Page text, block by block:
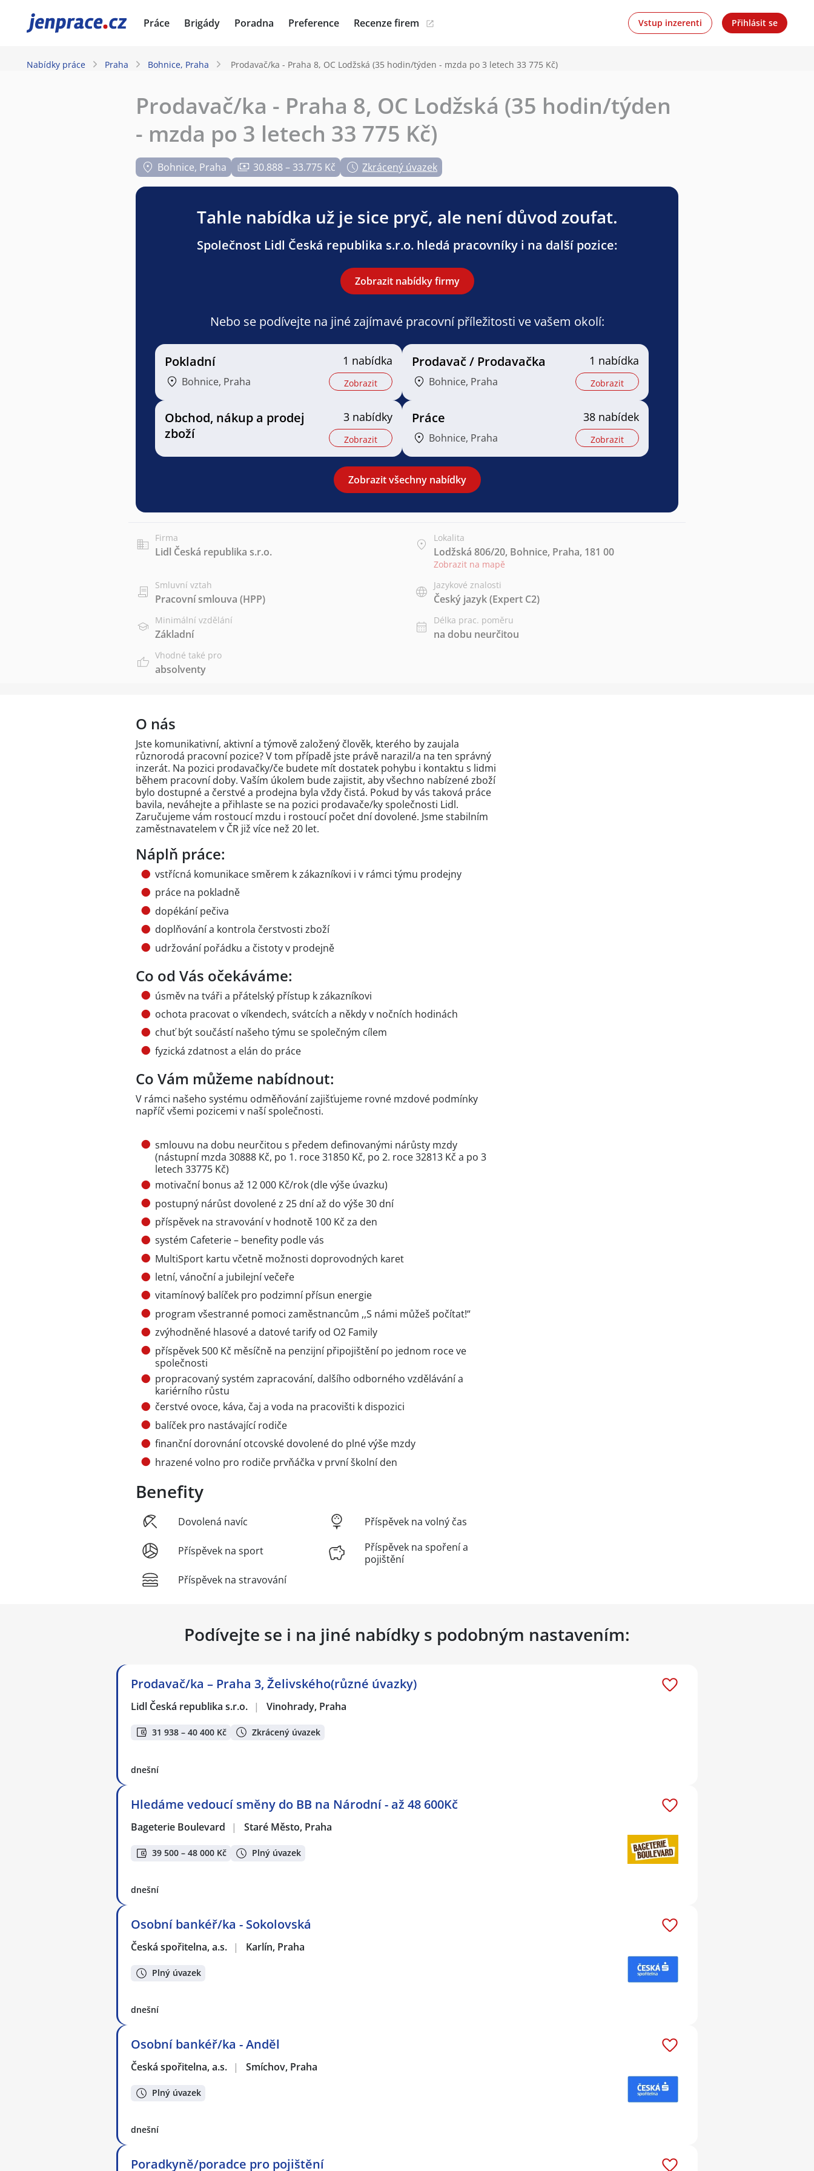
JenPráce.cz Práce Brigády Poradna Preference Recenze firem Vstup inzerenti Přihlásit se
Nabídky práce Praha Bohnice, Praha Prodavač/ka - Praha 8, OC Lodžská (35 hodin/týden - mzda po 3 letech 33 775 Kč)
Prodavač/ka - Praha 8, OC Lodžská (35 hodin/týden
- mzda po 3 letech 33 775 Kč)
Bohnice, Praha 30.888 – 33.775 Kč Zkrácený úvazek
Tahle nabídka už je sice pryč, ale není důvod zoufat.
Společnost Lidl Česká republika s.r.o. hledá pracovníky i na další pozice:
Zobrazit nabídky firmy
Nebo se podívejte na jiné zajímavé pracovní příležitosti ve vašem okolí:
Pokladní
Bohnice, Praha
1 nabídka
Zobrazit
Prodavač / Prodavačka
Bohnice, Praha
1 nabídka
Zobrazit
Obchod, nákup a prodej
zboží
3 nabídky
Zobrazit
Práce
Bohnice, Praha
38 nabídek
Zobrazit
Zobrazit všechny nabídky
Firma
Lidl Česká republika s.r.o.
Lokalita
Lodžská 806/20, Bohnice, Praha, 181 00
Zobrazit na mapě
Smluvní vztah
Pracovní smlouva (HPP)
Jazykové znalosti
Český jazyk(Expert C2)
Minimální vzdělání
Základní
Délka prac. poměru
na dobu neurčitou
Vhodné také pro
absolventy
O nás
Jste komunikativní, aktivní a týmově založený člověk, kterého by zaujala
různorodá pracovní pozice? V tom případě jste právě narazil/a na ten správný
inzerát. Na pozici prodavačky/če budete mít dostatek pohybu i kontaktu s lidmi
během pracovní doby. Vaším úkolem bude zajistit, aby všechno nabízené zboží
bylo dostupné a čerstvé a prodejna byla vždy čistá. Pokud by vás taková práce
bavila, neváhejte a přihlaste se na pozici prodavače/ky společnosti Lidl.
Zaručujeme vám rostoucí mzdu i rostoucí počet dní dovolené. Jsme stabilním
zaměstnavatelem v ČR již více než 20 let.
Náplň práce:
vstřícná komunikace směrem k zákazníkovi i v rámci týmu prodejny
práce na pokladně
dopékání pečiva
doplňování a kontrola čerstvosti zboží
udržování pořádku a čistoty v prodejně
Co od Vás očekáváme:
úsměv na tváři a přátelský přístup k zákazníkovi
ochota pracovat o víkendech, svátcích a někdy v nočních hodinách
chuť být součástí našeho týmu se společným cílem
fyzická zdatnost a elán do práce
Co Vám můžeme nabídnout:
V rámci našeho systému odměňování zajišťujeme rovné mzdové podmínky
napříč všemi pozicemi v naší společnosti.
smlouvu na dobu neurčitou s předem definovanými nárůsty mzdy
(nástupní mzda 30888 Kč, po 1. roce 31850 Kč, po 2. roce 32813 Kč a po 3
letech 33775 Kč)
motivační bonus až 12 000 Kč/rok (dle výše úvazku)
postupný nárůst dovolené z 25 dní až do výše 30 dní
příspěvek na stravování v hodnotě 100 Kč za den
systém Cafeterie – benefity podle vás
MultiSport kartu včetně možnosti doprovodných karet
letní, vánoční a jubilejní večeře
vitamínový balíček pro podzimní přísun energie
program všestranné pomoci zaměstnancům ,,S námi můžeš počítat!“
zvýhodněné hlasové a datové tarify od O2 Family
příspěvek 500 Kč měsíčně na penzijní připojištění po jednom roce ve
společnosti
propracovaný systém zapracování, dalšího odborného vzdělávání a
kariérního růstu
čerstvé ovoce, káva, čaj a voda na pracovišti k dispozici
balíček pro nastávající rodiče
finanční dorovnání otcovské dovolené do plné výše mzdy
hrazené volno pro rodiče prvňáčka v první školní den
Benefity
Dovolená navíc
Příspěvek na sport
Příspěvek na stravování
Příspěvek na volný čas
Příspěvek na spoření a
pojištění
Podívejte se i na jiné nabídky s podobným nastavením:
Prodavač/ka – Praha 3, Želivského(různé úvazky)
Lidl Česká republika s.r.o. | Vinohrady, Praha
31 938 – 40 400 Kč Zkrácený úvazek
dnešní
Hledáme vedoucí směny do BB na Národní - až 48 600Kč
Bageterie Boulevard | Staré Město, Praha
39 500 – 48 000 Kč Plný úvazek
dnešní
Osobní bankéř/ka - Sokolovská
Česká spořitelna, a.s. | Karlín, Praha
Plný úvazek
dnešní
Osobní bankéř/ka - Anděl
Česká spořitelna, a.s. | Smíchov, Praha
Plný úvazek
dnešní
Poradkyně/poradce pro pojištění